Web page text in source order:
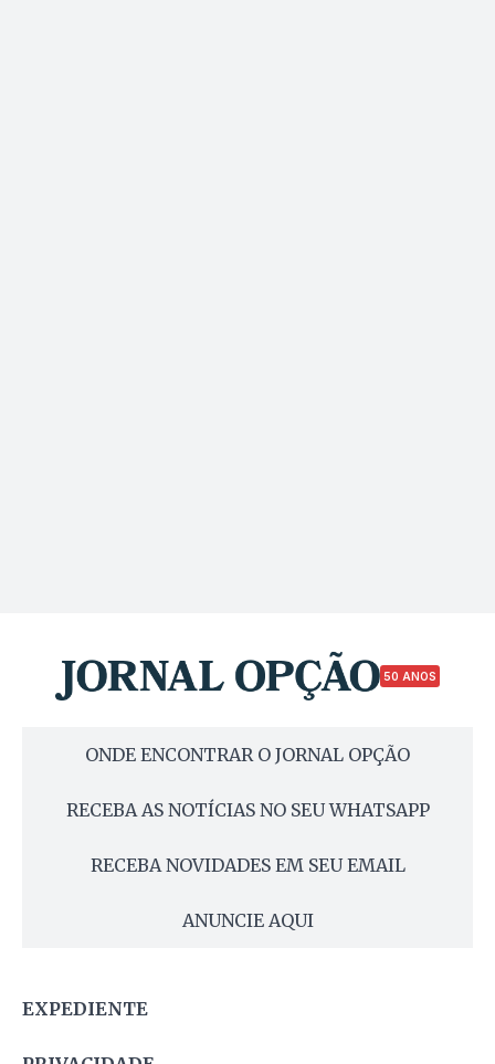
50 ANOS
ONDE ENCONTRAR O JORNAL OPÇÃO
RECEBA AS NOTÍCIAS NO SEU WHATSAPP
RECEBA NOVIDADES EM SEU EMAIL
ANUNCIE AQUI
EXPEDIENTE